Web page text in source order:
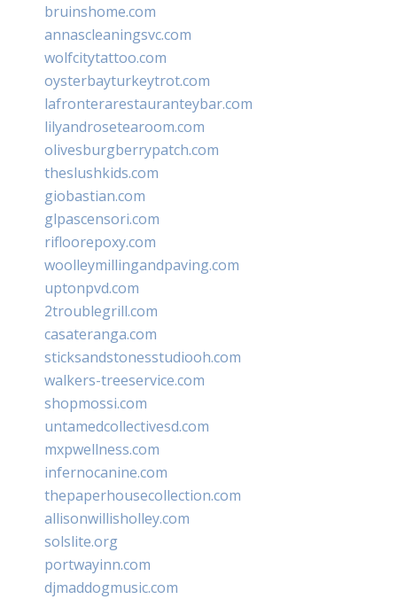
bruinshome.com
annascleaningsvc.com
wolfcitytattoo.com
oysterbayturkeytrot.com
lafronterarestauranteybar.com
lilyandrosetearoom.com
olivesburgberrypatch.com
theslushkids.com
giobastian.com
glpascensori.com
rifloorepoxy.com
woolleymillingandpaving.com
uptonpvd.com
2troublegrill.com
casateranga.com
sticksandstonesstudiooh.com
walkers-treeservice.com
shopmossi.com
untamedcollectivesd.com
mxpwellness.com
infernocanine.com
thepaperhousecollection.com
allisonwillisholley.com
solslite.org
portwayinn.com
djmaddogmusic.com